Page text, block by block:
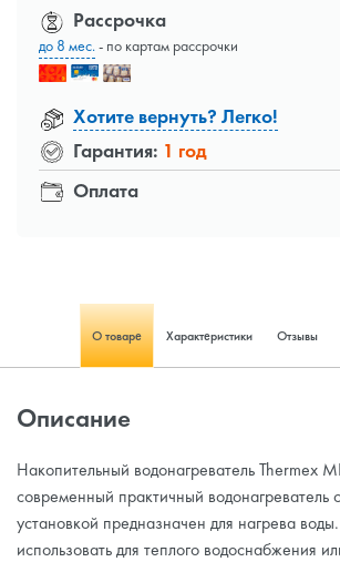
Оплата
Рассрочка
до 8 мес. - по картам рассрочки
Хотите вернуть? Легко!
Гарантия: 1 год
О товаре Характеристики Отзывы
Описание
Накопительный водонагреватель Thermex
современный практичный водонагреватель
установкой предназначен для нагрева
использовать для теплого водоснабжения